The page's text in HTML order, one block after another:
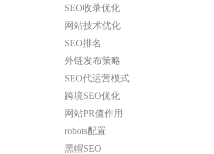
SEO收录优化
网站技术优化
SEO排名
外链发布策略
SEO代运营模式
跨境SEO优化
网站PR值作用
robots配置
黑帽SEO